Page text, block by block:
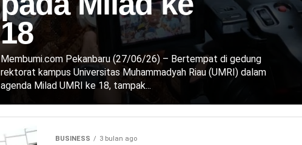
18
Membumi.com Pekanbaru (27/06/26) – Bertempat di gedung
rektorat kampus Universitas Muhammadyah Riau (UMRI) dalam
agenda Milad UMRI ke 18, tampak...
BUSINESS 3 bulan ago